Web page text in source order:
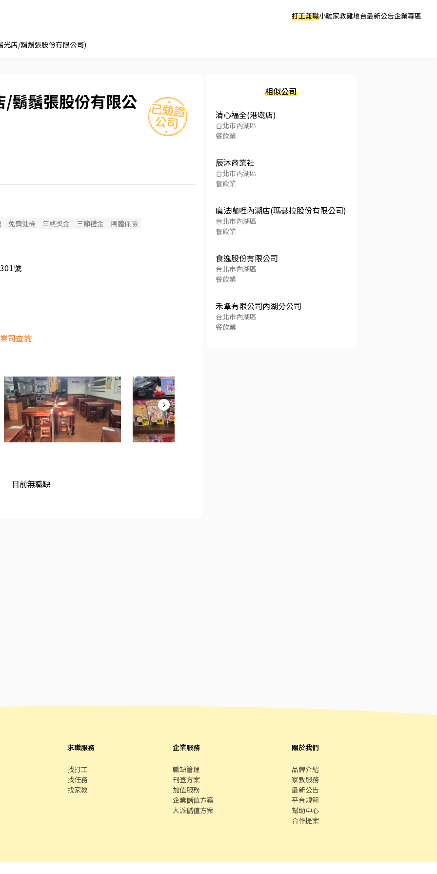
打工兼職小雞家教雞地台最新公告企業專區
光店/鬍鬚張股份有限公司)
鬍鬚張股份有限公
免費健檢 年終獎金 三節禮金 團體保險
號
司查詢
目前無職缺
相似公司
清心福全(港墘店)
台北市內湖區
餐飲業
辰沐商業社
台北市內湖區
餐飲業
魔法咖哩內湖店(瑪瑟拉股份有限公司)
台北市內湖區
餐飲業
食逸股份有限公司
台北市內湖區
餐飲業
禾夆有限公司內湖分公司
台北市內湖區
餐飲業
求職服務
找打工
找任務
找家教
企業服務
職缺管理
刊登方案
加值服務
企業儲值方案
人派儲值方案
關於我們
品牌介紹
家教服務
最新公告
平台規範
幫助中心
合作提案